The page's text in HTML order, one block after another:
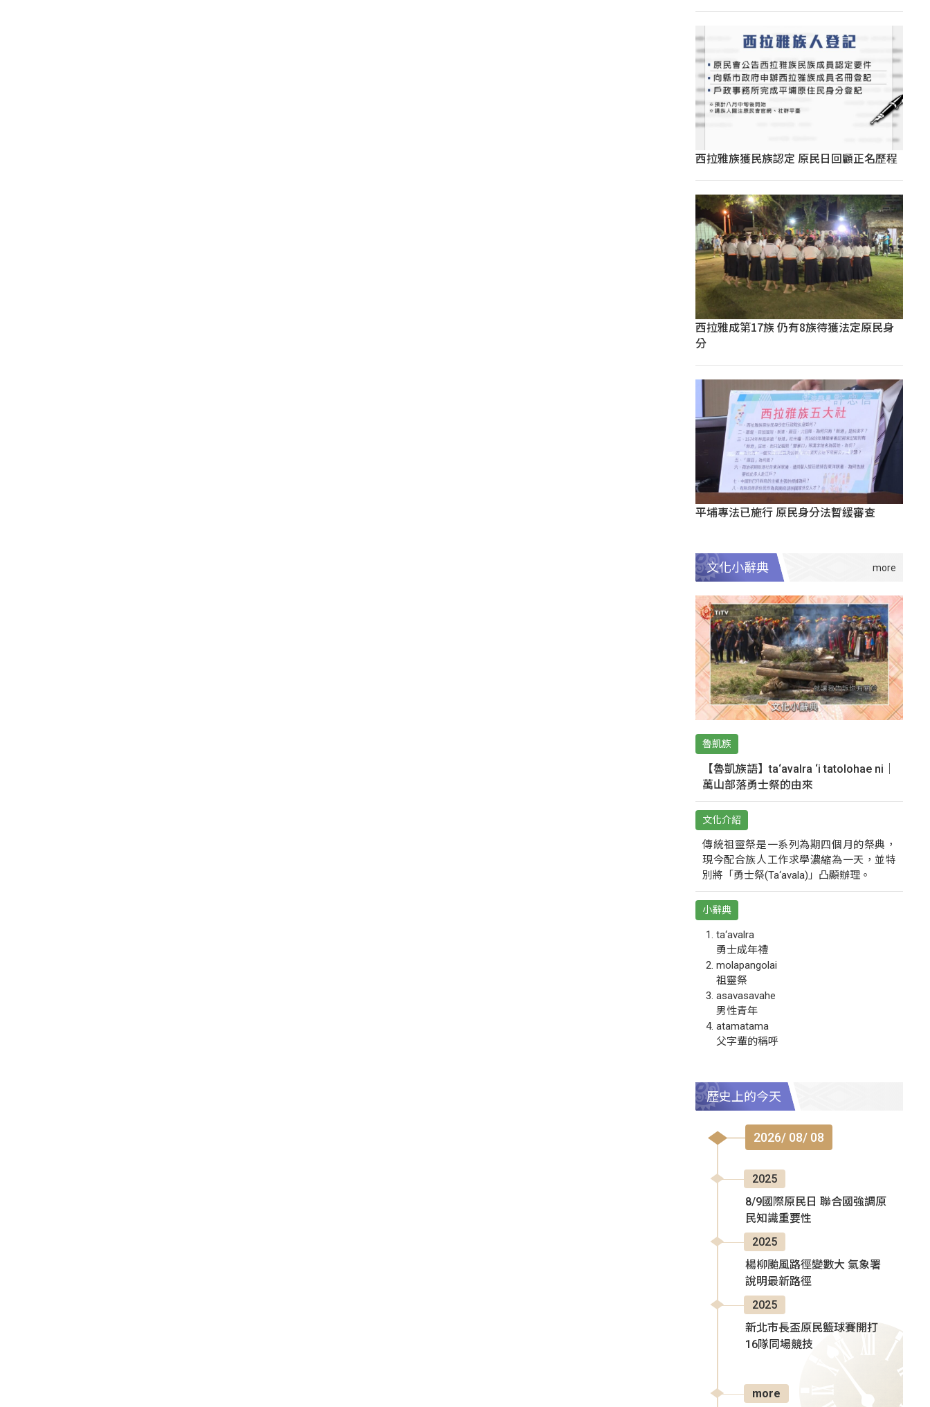
西拉雅族獲民族認定 原民日回顧正名歷程
西拉雅成第17族 仍有8族待獲法定原民身
分
平埔專法已施行 原民身分法暫緩審查
文化小辭典
魯凱族
【魯凱族語】ta‘avalra ‘i tatolohae ni｜
萬山部落勇士祭的由來
文化介紹
傳統祖靈祭是一系列為期四個月的祭典，
現今配合族人工作求學濃縮為一天，並特
別將「勇士祭(Ta‘avala)」凸顯辦理。
小辭典
ta‘avalra
勇士成年禮
molapangolai
祖靈祭
asavasavahe
男性青年
atamatama
父字輩的稱呼
歷史上的今天
2026/ 08/ 08
2025
8/9國際原民日 聯合國強調原
民知識重要性
2025
楊柳颱風路徑變數大 氣象署
說明最新路徑
2025
新北市長盃原民籃球賽開打
16隊同場競技
more